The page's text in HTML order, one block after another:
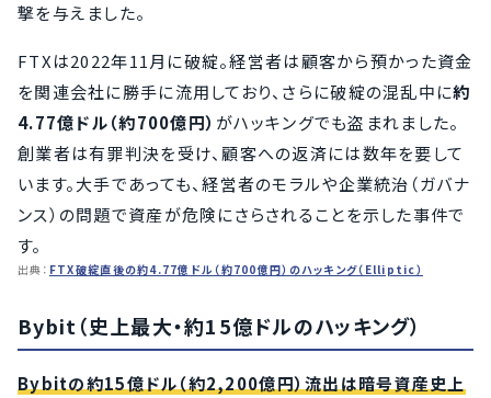
撃を与えました。
FTXは2022年11月に破綻。経営者は顧客から預かった資金
を関連会社に勝手に流用しており、さらに破綻の混乱中に約
4.77億ドル（約700億円） がハッキングでも盗まれました。
創業者は有罪判決を受け、顧客への返済には数年を要して
います。大手であっても、経営者のモラルや企業統治（ガバナ
ンス）の問題で資産が危険にさらされることを示した事件で
す。
出典： FTX破綻直後の約4.77億ドル（約700億円）のハッキング（Elliptic）
Bybit（史上最大・約15億ドルのハッキング）
Bybitの約15億ドル（約2,200億円）流出は暗号資産史上